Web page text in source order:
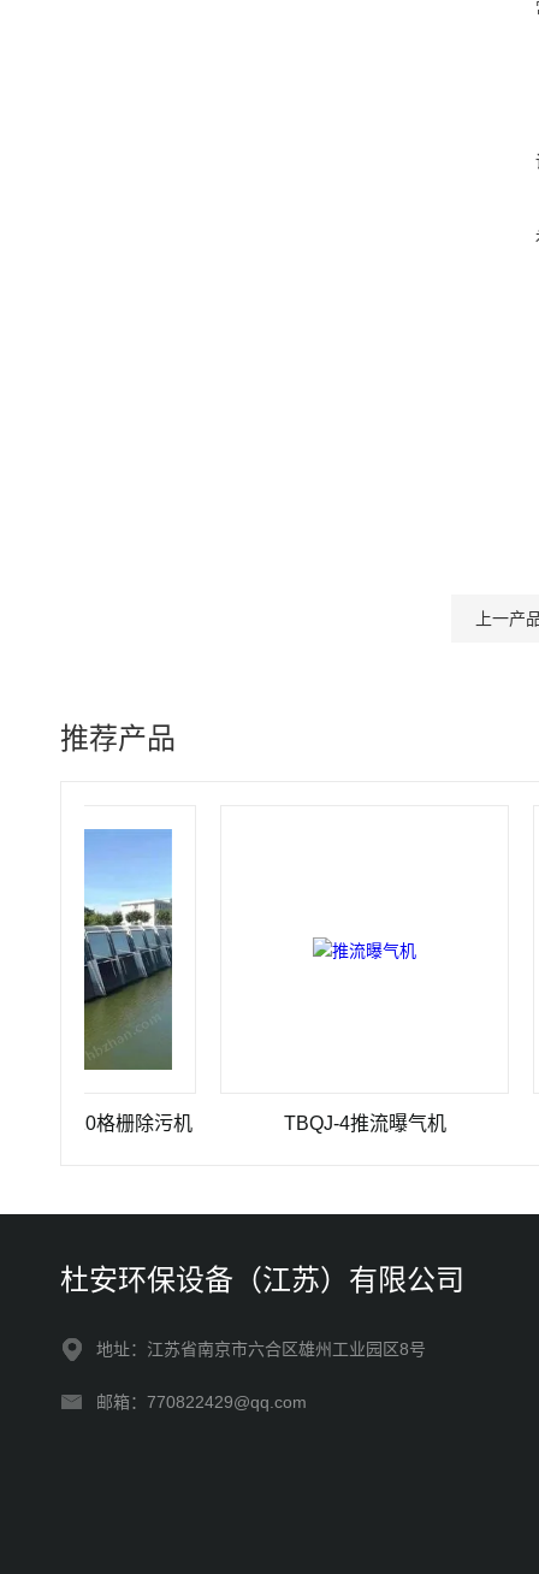
上一产
推荐产品
10格栅除污机 TBQJ-4推流曝气机
杜安环保设备（江苏）有限公司
地址：江苏省南京市六合区雄州工业园区8号
邮箱：770822429@qq.com